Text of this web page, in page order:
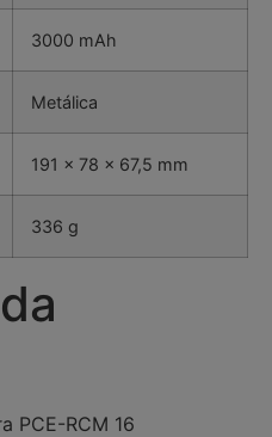
3000 mAh
Metálica
191 x 78 x 67,5 mm
336 g
PCE-RCM 16